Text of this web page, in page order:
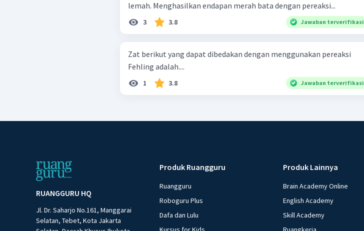
lemah. Menghasilkan endapan merah bata dengan pereaksi...
3 3.8 Jawaban terverifikasi
Zat berikut yang dapat dibedakan dengan menggunakan pereaksi
Fehling adalah....
1 3.8 Jawaban terverifikasi
RUANGGURU HQ
Jl. Dr. Saharjo No.161, Manggarai
Selatan, Tebet, Kota Jakarta
Produk Ruangguru
Ruangguru
Roboguru Plus
Dafa dan Lulu
Produk Lainnya
Brain Academy Online
English Academy
Skill Academy